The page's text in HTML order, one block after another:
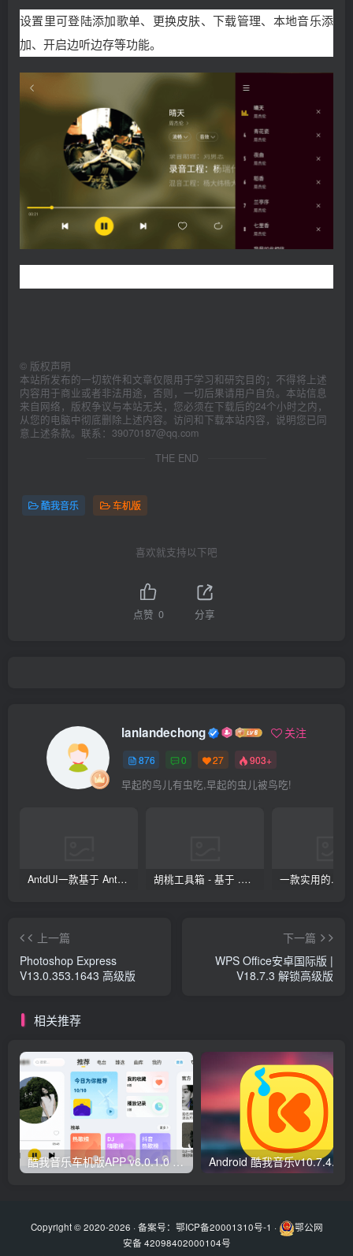
设置里可登陆添加歌单、更换皮肤、下载管理、本地音乐添
加、开启边听边存等功能。
© 版权声明
本站所发布的一切软件和文章仅限用于学习和研究目的；不得将上述
内容用于商业或者非法用途，否则，一切后果请用户自负。本站信息
来自网络，版权争议与本站无关，您必须在下载后的24个小时之内，
从您的电脑中彻底删除上述内容。访问和下载本站内容，说明您已同
意上述条款。联系：39070187@qq.com
THE END
酷我音乐 车机版
喜欢就支持以下吧
点赞 0 分享
lanlandechong 关注
876 0 27 903+
早起的鸟儿有虫吃,早起的虫儿被鸟吃!
AntdUI一款基于 Ant Design 设计语言的 Winform 界面库 胡桃工具箱 - 基于 .NET 开源的多功能工具箱
上一篇
Photoshop Express
V13.0.353.1643 高级版
下一篇
WPS Office安卓国际版 |
V18.7.3 解锁高级版
相关推荐
酷我音乐车机版APP v6.0.1.0 高级vip版
Copyright © 2020-2026 · 备案号： 鄂ICP备20001310号-1 ·
鄂公网
安备 42098402000104号